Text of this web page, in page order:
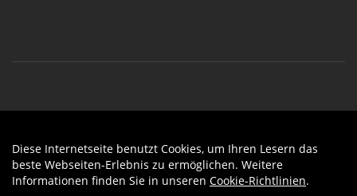
Diese Internetseite benutzt Cookies, um Ihren Lesern das
beste Webseiten-Erlebnis zu ermöglichen. Weitere
Informationen finden Sie in unseren Cookie-Richtlinien.
Auftrag widerrufen